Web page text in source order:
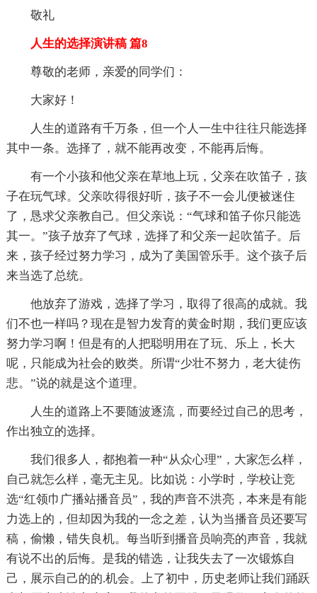
敬礼
人生的选择演讲稿 篇8
尊敬的老师，亲爱的同学们：
大家好！
人生的道路有千万条，但一个人一生中往往只能选择
其中一条。选择了，就不能再改变，不能再后悔。
有一个小孩和他父亲在草地上玩，父亲在吹笛子，孩
子在玩气球。父亲吹得很好听，孩子不一会儿便被迷住
了，恳求父亲教自己。但父亲说：“气球和笛子你只能选
其一。”孩子放弃了气球，选择了和父亲一起吹笛子。后
来，孩子经过努力学习，成为了美国管乐手。这个孩子后
来当选了总统。
他放弃了游戏，选择了学习，取得了很高的成就。我
们不也一样吗？现在是智力发育的黄金时期，我们更应该
努力学习啊！但是有的人把聪明用在了玩、乐上，长大
呢，只能成为社会的败类。所谓“少壮不努力，老大徒伤
悲。”说的就是这个道理。
人生的道路上不要随波逐流，而要经过自己的思考，
作出独立的选择。
我们很多人，都抱着一种“从众心理”，大家怎么样，
自己就怎么样，毫无主见。比如说：小学时，学校让竞
选“红领巾广播站播音员”，我的声音不洪亮，本来是有能
力选上的，但却因为我的一念之差，认为当播音员还要写
稿，偷懒，错失良机。每当听到播音员响亮的声音，我就
有说不出的后悔。是我的错选，让我失去了一次锻炼自
己，展示自己的的.机会。上了初中，历史老师让我们踊跃